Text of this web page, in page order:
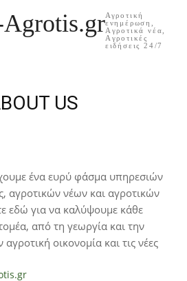
Agrotis.grΑγροτική
ενημέρωση,
Aγροτικά νέα,
Aγροτικές
ειδήσεις 24/7
US
ένα ευρύ φάσμα υπηρεσιών
αγροτικών νέων και αγροτικών
εδώ για να καλύψουμε κάθε
από τη γεωργία και την
οικονομία και τις νέες